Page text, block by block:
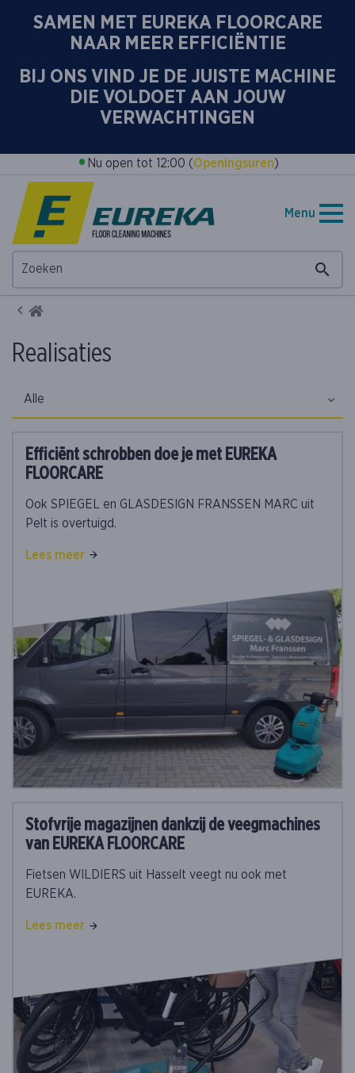
SAMEN MET EUREKA FLOORCARE
NAAR MEER EFFICIËNTIE
BIJ ONS VIND JE DE JUISTE MACHINE
DIE VOLDOET AAN JOUW
VERWACHTINGEN
• Nu open tot 12:00 (Openingsuren)
Menu
Home
Realisaties
Alle
Efficiënt schrobben doe je met EUREKA
FLOORCARE
Ook SPIEGEL en GLASDESIGN FRANSSEN MARC uit
Pelt is overtuigd.
Lees meer
Stofvrije magazijnen dankzij de veegmachines
van EUREKA FLOORCARE
Fietsen WILDIERS uit Hasselt veegt nu ook met
EUREKA.
Lees meer